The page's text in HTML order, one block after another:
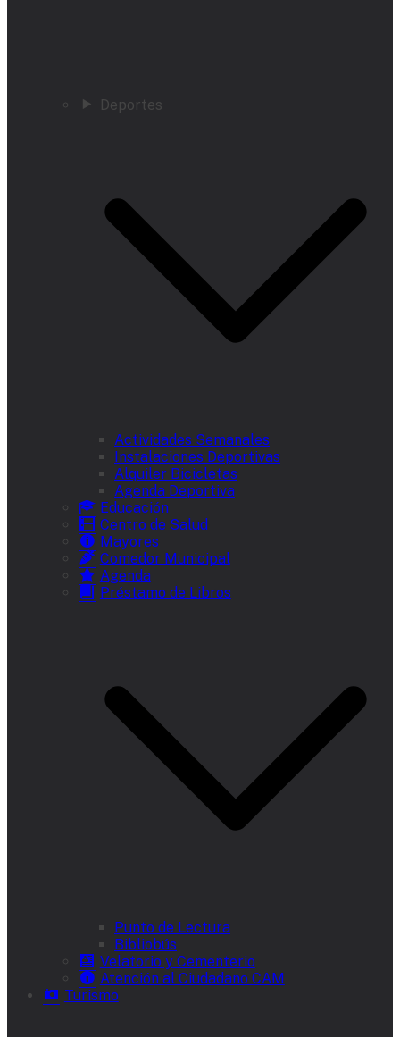
Deportes
Actividades Semanales
Instalaciones Deportivas
Alquiler Bicicletas
Agenda Deportiva
Educación
Centro de Salud
Mayores
Comedor Municipal
Agenda
Préstamo de Libros
Punto de Lectura
Bibliobús
Velatorio y Cementerio
Atención al Ciudadano CAM
Turismo